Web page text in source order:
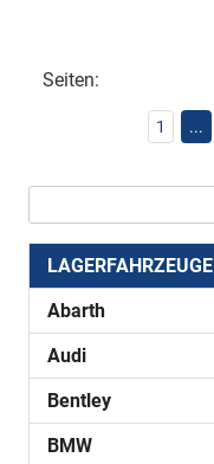
Seiten:
1 ...
LAGERFAHRZEUGE
Abarth
Audi
Bentley
BMW